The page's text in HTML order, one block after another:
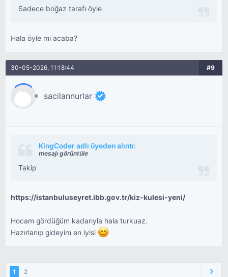
Sadece boğaz tarafı öyle
Hala öyle mi acaba?
30-05-2026, 11:18:44 #9
sacilannurlar
KingCoder adlı üyeden alıntı:
mesajı görüntüle
Takip
https://istanbuluseyret.ibb.gov.tr/kiz-kulesi-yeni/
Hocam gördüğüm kadarıyla hala turkuaz.
Hazırlanıp gideyim en iyisi
1 2